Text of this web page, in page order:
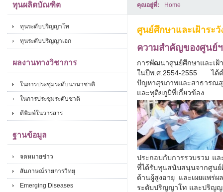
ทุนผลิตบัณฑิต
ทุนระดับปริญญาโท
ทุนระดับปริญญาเอก
ผลงานทางวิชาการ
ในการประชุมระดับนานาชาติ
ในการประชุมระดับชาติ
ตีพิมพ์ในวารสาร
ฐานข้อมูล
จดหมายข่าว
สัมภาษณ์รายการวิทยุ
Emerging Diseases
คุณอยู่ที่: Home
ศูนย์ศึกษาและเฝ้าระ
ความสำคัญของศูนย์ฯ
การพัฒนาศูนย์ศึกษาและเ
ในปีพ.ศ.2554-2555 ได้ดำ
ปัญหาสุขภาพและสาธารณ
และทุติยภูมิที่เกี่ยวข้อง
ประกอบกับการรวบรวม แล
ที่ได้รับทุนสนับสนุนจากศูน
ด้านผู้สูงอายุ และเผยแพร่
ระดับปริญญาโท และปริญญ